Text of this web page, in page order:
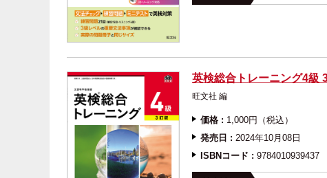
英検総合トレーニング4級
旺文社 編
価格 : 1,000円（税込）
発売日 : 2024年10月08日
ISBNコード : 9784010939437